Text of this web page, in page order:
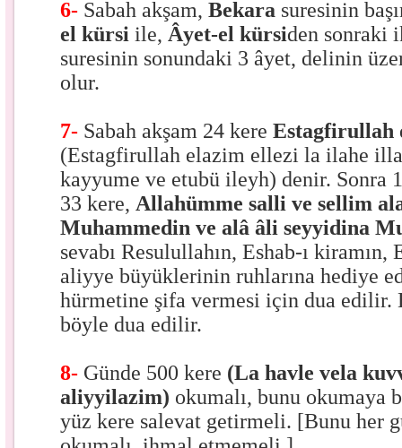
6- Sabah akşam,Bekara suresinin
el kürsi ile, Âyet-el kürsiden sonraki
suresinin sonundaki 3 âyet, delinin
olur.
7- Sabah akşam 24 kereEstagfirullah
(Estagfirullah elazim ellezi la ilahe
kayyume ve etubü ileyh) denir. Sonra
33 kere, Allahümme salli ve sellim
Muhammedin ve alâ âli seyyidina
sevabı Resulullahın, Eshab-ı
aliyye büyüklerinin ruhlarına hediye
hürmetine şifa vermesi için dua edilir.
böyle dua edilir.
8- Günde 500 kere (La havle vela
aliyyilazim) okumalı, bunu okumaya
yüz kere salevat getirmeli. [Bunu her